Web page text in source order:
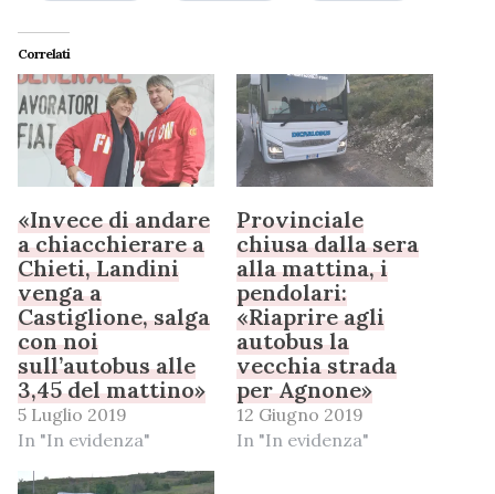
Correlati
«Invece di andare
a chiacchierare a
Chieti, Landini
venga a
Castiglione, salga
con noi
sull’autobus alle
3,45 del mattino»
5 Luglio 2019
In "In evidenza"
Provinciale
chiusa dalla sera
alla mattina, i
pendolari:
«Riaprire agli
autobus la
vecchia strada
per Agnone»
12 Giugno 2019
In "In evidenza"